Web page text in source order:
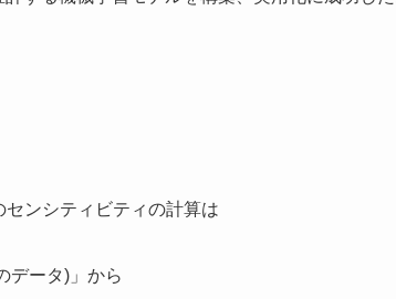
ンシティビティの計算は
データ)」から